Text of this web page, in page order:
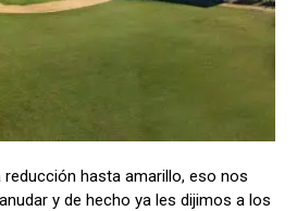
reducción hasta amarillo, eso nos
y de hecho ya les dijimos a los